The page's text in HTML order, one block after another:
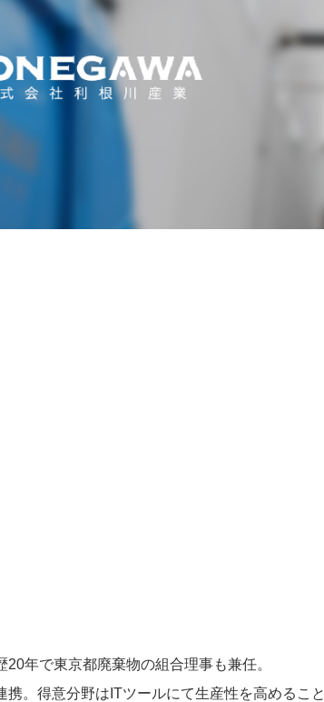
年で東京都廃棄物の組合理事も兼任。
。得意分野はITツールにて生産性を高めること